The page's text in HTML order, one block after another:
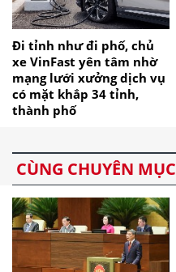
Đi tỉnh như đi phố, chủ
xe VinFast yên tâm nhờ
mạng lưới xưởng dịch vụ
có mặt khắp 34 tỉnh,
thành phố
CÙNG CHUYÊN MỤC